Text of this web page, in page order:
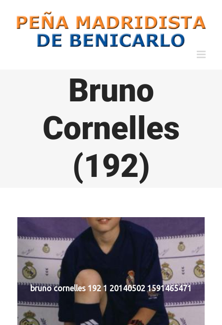
contenido
Bruno
Cornelles
(192)
bruno cornelles 192 1 20140502 1591465471